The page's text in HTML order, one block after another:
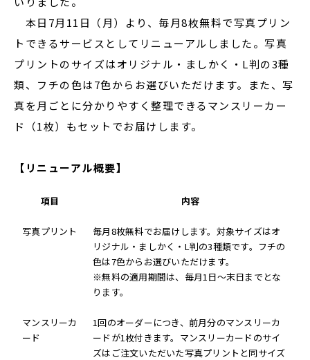
本日7月11日（月）より、毎月8枚無料で写真プリン
トできるサービスとしてリニューアルしました。写真
プリントのサイズはオリジナル・ましかく・L判の3種
類、フチの色は7色からお選びいただけます。また、写
真を月ごとに分かりやすく整理できるマンスリーカー
ド（1枚）もセットでお届けします。
【リニューアル概要】
項目 内容
写真プリント
毎月8枚無料でお届けします。対象サイズはオ
リジナル・ましかく・L判の3種類です。フチの
色は7色からお選びいただけます。
※無料の適用期間は、毎月1日～末日までとな
ります。
マンスリーカ
ード
1回のオーダーにつき、前月分のマンスリーカ
ードが1枚付きます。マンスリーカードのサイ
ズはご注文いただいた写真プリントと同サイズ